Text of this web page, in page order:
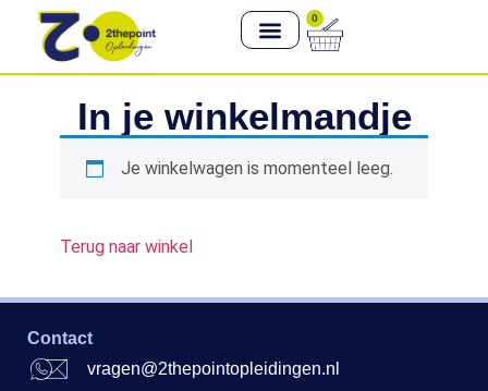
0
In je winkelmandje
Je winkelwagen is momenteel leeg.
Terug naar winkel
Contact
vragen@2thepointopleidingen.nl